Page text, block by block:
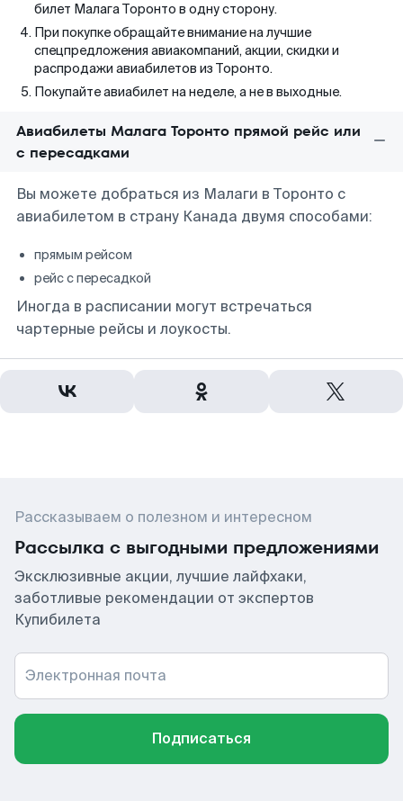
билет Малага Торонто в одну сторону.
При покупке обращайте внимание на лучшие
спецпредложения авиакомпаний, акции, скидки и
распродажи авиабилетов из Торонто.
Покупайте авиабилет на неделе, а не в выходные.
Авиабилеты Малага Торонто прямой рейс или
с пересадками
Вы можете добраться из Малаги в Торонто с
авиабилетом в страну Канада двумя способами:
прямым рейсом
рейс с пересадкой
Иногда в расписании могут встречаться
чартерные рейсы и лоукосты.
Рассказываем о полезном и интересном
Рассылка с выгодными предложениями
Эксклюзивные акции, лучшие лайфхаки,
заботливые рекомендации от экспертов
Купибилета
Электронная почта
Подписаться